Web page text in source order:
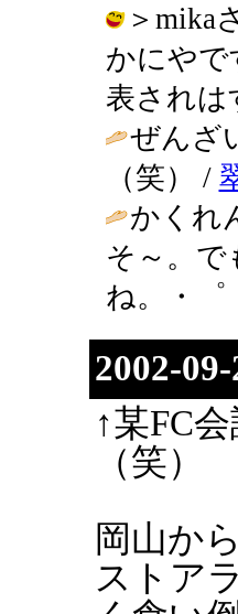
＞mika
かにやで
表されは
ぜんざ
（笑） /
かくれ
そ～。
ね。・゜
2002-
↑某FC
（笑）
岡山か
ストア